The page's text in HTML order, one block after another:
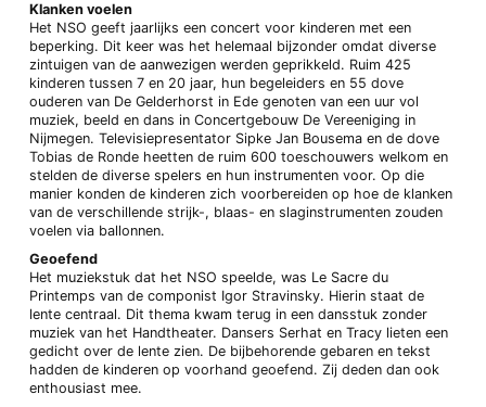
Klanken voelen
Het NSO geeft jaarlijks een concert voor kinderen met een
beperking. Dit keer was het helemaal bijzonder omdat diverse
zintuigen van de aanwezigen werden geprikkeld. Ruim 425
kinderen tussen 7 en 20 jaar, hun begeleiders en 55 dove
ouderen van De Gelderhorst in Ede genoten van een uur vol
muziek, beeld en dans in Concertgebouw De Vereeniging in
Nijmegen. Televisiepresentator Sipke Jan Bousema en de dove
Tobias de Ronde heetten de ruim 600 toeschouwers welkom en
stelden de diverse spelers en hun instrumenten voor. Op die
manier konden de kinderen zich voorbereiden op hoe de klanken
van de verschillende strijk-, blaas- en slaginstrumenten zouden
voelen via ballonnen.
Geoefend
Het muziekstuk dat het NSO speelde, was Le Sacre du
Printemps van de componist Igor Stravinsky. Hierin staat de
lente centraal. Dit thema kwam terug in een dansstuk zonder
muziek van het Handtheater. Dansers Serhat en Tracy lieten een
gedicht over de lente zien. De bijbehorende gebaren en tekst
hadden de kinderen op voorhand geoefend. Zij deden dan ook
enthousiast mee.